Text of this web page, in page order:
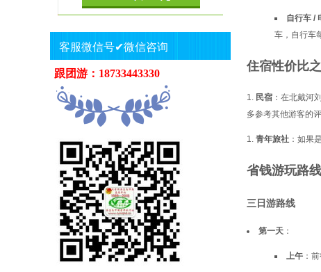
客服微信号✔微信咨询
跟团游：18733443330
自行车 /
车，自行车
住宿性价比
民宿 ：在北戴河
多参考其他游客的
青年旅社 ：如果
省钱游玩路线
三日游路线
第一天 ：
上午 ：